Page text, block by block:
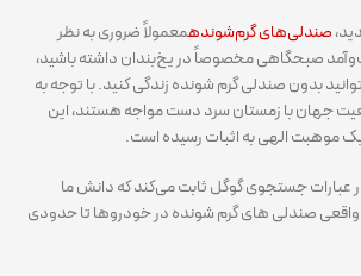
صندلی‌های گرم‌شوندهمعمولاً ضروری به نظر
صبحگاهی مخصوصاً در یخ‌بندان داشته باشید،
بدون صندلی گرم شونده زندگی کنید. با توجه به
جهان با زمستان سرد دست مواجه هستند، این
موهبت الهی به اثبات رسیده است.
عبارات جستجوی گوگل ثابت می‌کند که دانش ما
صندلی های گرم شونده در خودروها تا حدودی